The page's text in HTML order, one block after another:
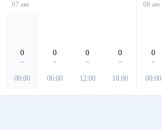
07 авг
0
00:00
0
06:00
0
12:00
0
18:00
08 авг
0
00:00